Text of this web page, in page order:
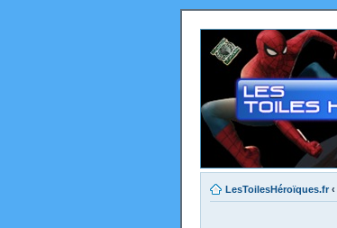
LesToilesHéroïques.fr ‹